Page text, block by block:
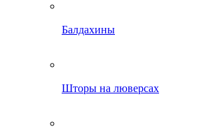
Балдахины
Шторы на люверсах